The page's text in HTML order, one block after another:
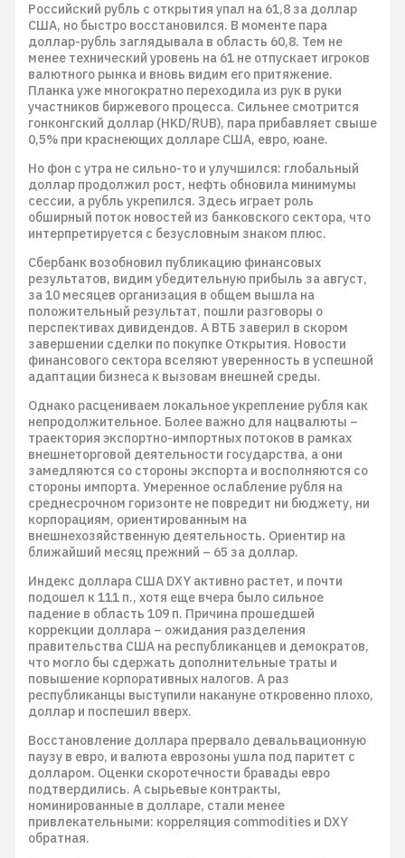
Российский рубль с открытия упал на 61,8 за доллар
США, но быстро восстановился. В моменте пара
доллар-рубль заглядывала в область 60,8. Тем не
менее технический уровень на 61 не отпускает игроков
валютного рынка и вновь видим его притяжение.
Планка уже многократно переходила из рук в руки
участников биржевого процесса. Сильнее смотрится
гонконгский доллар (HKD/RUB), пара прибавляет свыше
0,5% при краснеющих долларе США, евро, юане.
Но фон с утра не сильно-то и улучшился: глобальный
доллар продолжил рост, нефть обновила минимумы
сессии, а рубль укрепился. Здесь играет роль
обширный поток новостей из банковского сектора, что
интерпретируется с безусловным знаком плюс.
Сбербанк возобновил публикацию финансовых
результатов, видим убедительную прибыль за август,
за 10 месяцев организация в общем вышла на
положительный результат, пошли разговоры о
перспективах дивидендов. А ВТБ заверил в скором
завершении сделки по покупке Открытия. Новости
финансового сектора вселяют уверенность в успешной
адаптации бизнеса к вызовам внешней среды.
Однако расцениваем локальное укрепление рубля как
непродолжительное. Более важно для нацвалюты –
траектория экспортно-импортных потоков в рамках
внешнеторговой деятельности государства, а они
замедляются со стороны экспорта и восполняются со
стороны импорта. Умеренное ослабление рубля на
среднесрочном горизонте не повредит ни бюджету, ни
корпорациям, ориентированным на
внешнехозяйственную деятельность. Ориентир на
ближайший месяц прежний – 65 за доллар.
Индекс доллара США DXY активно растет, и почти
подошел к 111 п., хотя еще вчера было сильное
падение в область 109 п. Причина прошедшей
коррекции доллара – ожидания разделения
правительства США на республиканцев и демократов,
что могло бы сдержать дополнительные траты и
повышение корпоративных налогов. А раз
республиканцы выступили накануне откровенно плохо,
доллар и поспешил вверх.
Восстановление доллара прервало девальвационную
паузу в евро, и валюта еврозоны ушла под паритет с
долларом. Оценки скоротечности бравады евро
подтвердились. А сырьевые контракты,
номинированные в долларе, стали менее
привлекательными: корреляция commodities и DXY
обратная.